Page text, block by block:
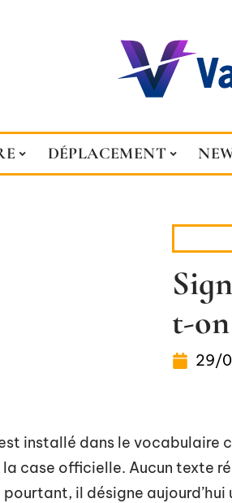
DÉPLACEMENT
t-
29/
installé dans le vocabulaire
case officielle. Aucun texte
il désigne aujourd’hui